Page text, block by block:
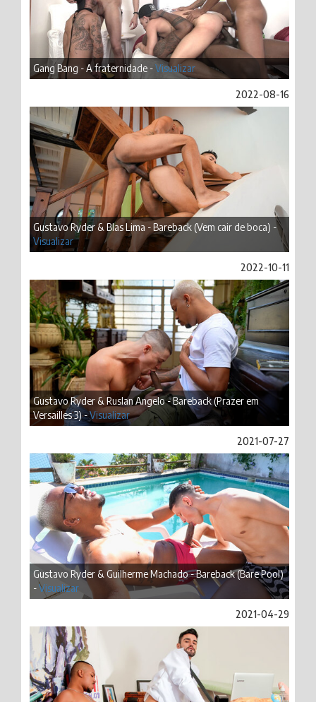
Gang Bang - A fraternidade -Visualizar
2022-08-16
Gustavo Ryder & Blas Lima - Bareback (Vem cair de boca) -
Visualizar
2022-10-11
Gustavo Ryder & Ruslan Angelo - Bareback (Prazer em
Versailles 3) -Visualizar
2021-07-27
Gustavo Ryder & Guilherme Machado - Bareback (Bare Pool)
-Visualizar
2021-04-29